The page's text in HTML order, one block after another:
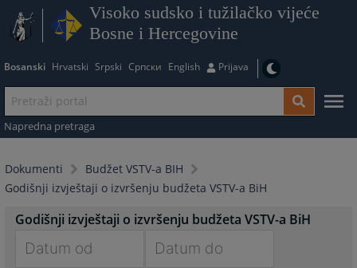
Visoko sudsko i tužilačko vijeće
Bosne i Hercegovine
Bosanski Hrvatski Srpski Српски English Prijava
Napredna pretraga
Dokumenti
Budžet VSTV-a BIH
Godišnji izvještaji o izvršenju budžeta VSTV-a BiH
Godišnji izvještaji o izvršenju budžeta VSTV-a BiH